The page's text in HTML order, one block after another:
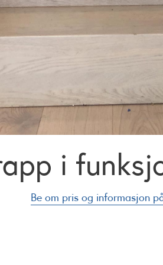
i
Be om pris og informasjon